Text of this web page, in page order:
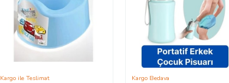
Kargo ile Teslimat Kargo Bedava